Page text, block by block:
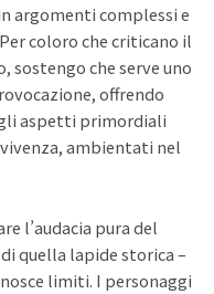
argomenti complessi e
coloro che criticano il
che serve uno
offrendo
aspetti primordiali
ambientati nel
l’audacia pura del
quella lapide storica –
limiti. I personaggi